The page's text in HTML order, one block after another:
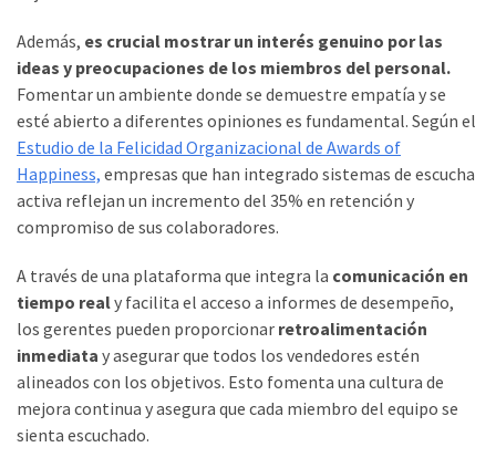
Además, es crucial mostrar un interés genuino por las
ideas y preocupaciones de los miembros del personal.
Fomentar un ambiente donde se demuestre empatía y se
esté abierto a diferentes opiniones es fundamental. Según el
Estudio de la Felicidad Organizacional de Awards of
Happiness, empresas que han integrado sistemas de escucha
activa reflejan un incremento del 35% en retención y
compromiso de sus colaboradores.
A través de una plataforma que integra la comunicación en
tiempo realy facilita el acceso a informes de desempeño,
los gerentes pueden proporcionar retroalimentación
inmediata y asegurar que todos los vendedores estén
alineados con los objetivos. Esto fomenta una cultura de
mejora continua y asegura que cada miembro del equipo se
sienta escuchado.